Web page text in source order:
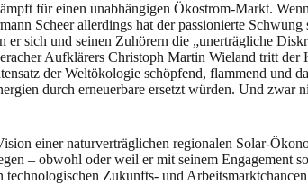
für einen unabhängigen Ökostrom-Markt.
Scheer allerdings hat der passionierte
sich und seinen Zuhörern die „unerträgliche
Aufklärers Christoph Martin Wieland tritt der
der Weltökologie schöpfend, flammend und
durch erneuerbare ersetzt würden. Und zwar
einer naturverträglichen regionalen Solar-
– obwohl oder weil er mit seinem Engagement
Zukunfts- und